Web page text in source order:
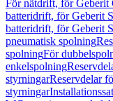
För nätdrift, för Geberit
batteridrift, för Geberit
batteridrift, för Geberit
pneumatisk spolning
spolningFör
enkelspolning
styrningarReservdelar
styrningar